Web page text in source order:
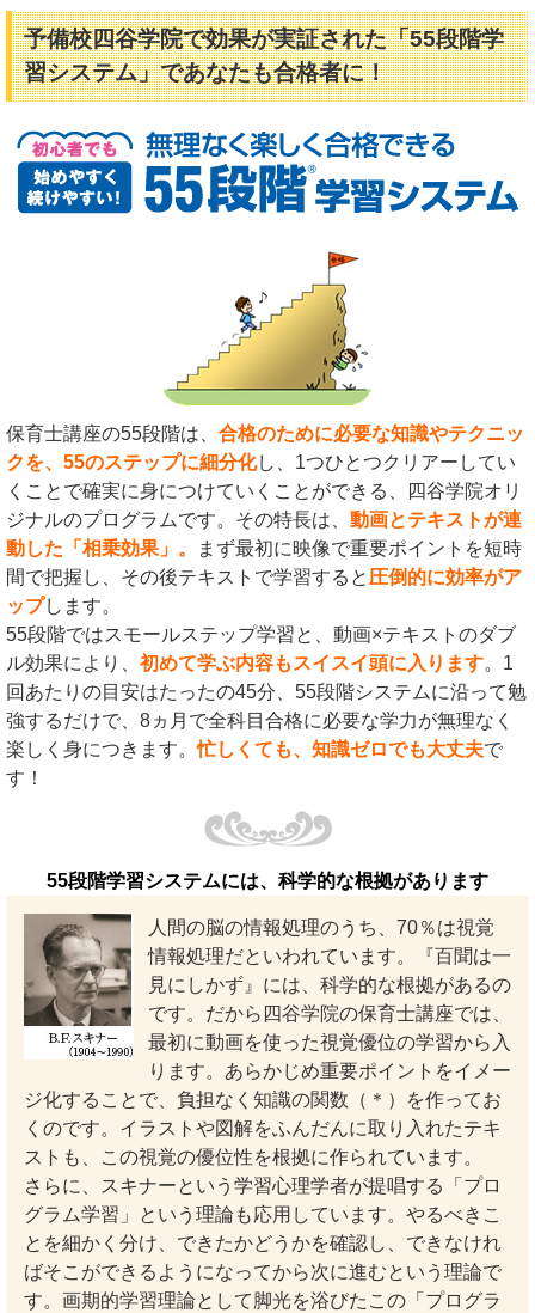
予備校四谷学院で効果が実証された「55段階学
習システム」であなたも合格者に！
保育士講座の55段階は、 合格のために必要な知識やテクニッ
クを、55のステップに細分化し、1つひとつクリアーしてい
くことで確実に身につけていくことができる、四谷学院オリ
ジナルのプログラムです。その特長は、 動画とテキストが連
動した「相乗効果」。
まず最初に映像で重要ポイントを短時
間で把握し、その後テキストで学習すると 圧倒的に効率がア
ップします。
55段階ではスモールステップ学習と、動画×テキストのダブ
ル効果により、 初めて学ぶ内容もスイスイ頭に入ります。1
回あたりの目安はたったの45分、55段階システムに沿って勉
強するだけで、8ヵ月で全科目合格に必要な学力が無理なく
楽しく身につきます。忙しくても、知識ゼロでも大丈夫で
す！
55段階学習システムには、科学的な根拠があります
人間の脳の情報処理のうち、70％は視覚
情報処理だといわれています。『百聞は一
見にしかず』には、科学的な根拠があるの
です。だから四谷学院の保育士講座では、
最初に動画を使った視覚優位の学習から入
ります。あらかじめ重要ポイントをイメー
ジ化することで、負担なく知識の関数（＊）を作ってお
くのです。イラストや図解をふんだんに取り入れたテキ
ストも、この視覚の優位性を根拠に作られています。
さらに、スキナーという学習心理学者が提唱する「プロ
グラム学習」という理論も応用しています。やるべきこ
とを細かく分け、できたかどうかを確認し、できなけれ
ばそこができるようになってから次に進むという理論で
す。画期的学習理論として脚光を浴びたこの「プログラ